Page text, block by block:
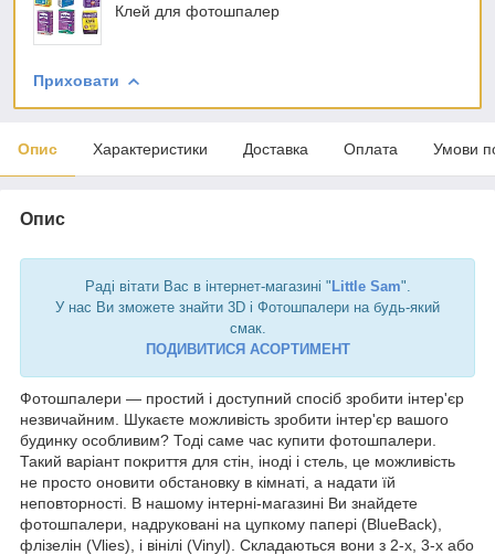
Клей для фотошпалер
Приховати
Опис Характеристики Доставка Оплата Умови
Опис
Раді вітати Вас в інтернет-магазині " Little Sam".
У нас Ви зможете знайти 3D і Фотошпалери на будь-який
смак.
ПОДИВИТИСЯ АСОРТИМЕНТ
Фотошпалери — простий і доступний спосіб зробити інтер'єр
незвичайним. Шукаєте можливість зробити інтер'єр вашого
будинку особливим? Тоді саме час купити фотошпалери.
Такий варіант покриття для стін, іноді і стель, це можливість
не просто оновити обстановку в кімнаті, а надати їй
неповторності. В нашому інтерні-магазині Ви знайдете
фотошпалери, надруковані на цупкому папері (BlueBack),
флізелін (Vlies), і вінілі (Vinyl). Складаються вони з 2-х, 3-х або